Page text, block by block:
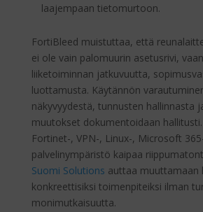
laajempaan tietomurtoon.
FortiBleed muistuttaa, että
ei ole vain palomuurin asetusrivi,
liiketoiminnan jatkuvuutta,
luottamusta. Käytännön
näkyvyydestä, tunnusten hallinnasta
muutokset dokumentoidaan
Fortinet-, VPN-, Linux-, Microsoft
palvelinympäristö kaipaa
Suomi Solutions auttaa muuttamaan
konkreettisiksi toimenpiteiksi ilman
monimutkaisuutta.